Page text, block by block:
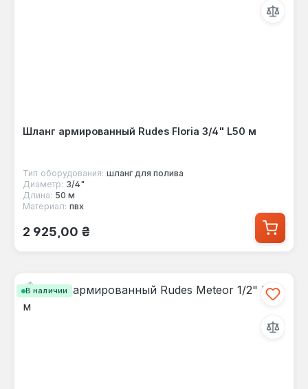
Шланг армированный Rudes Floria 3/4" L50 м
Тип оборудования: шланг для полива
Диаметр: 3/4"
Длина: 50 м
Материал: пвх
Обычная цена:
2 925,00 ₴
В наличии